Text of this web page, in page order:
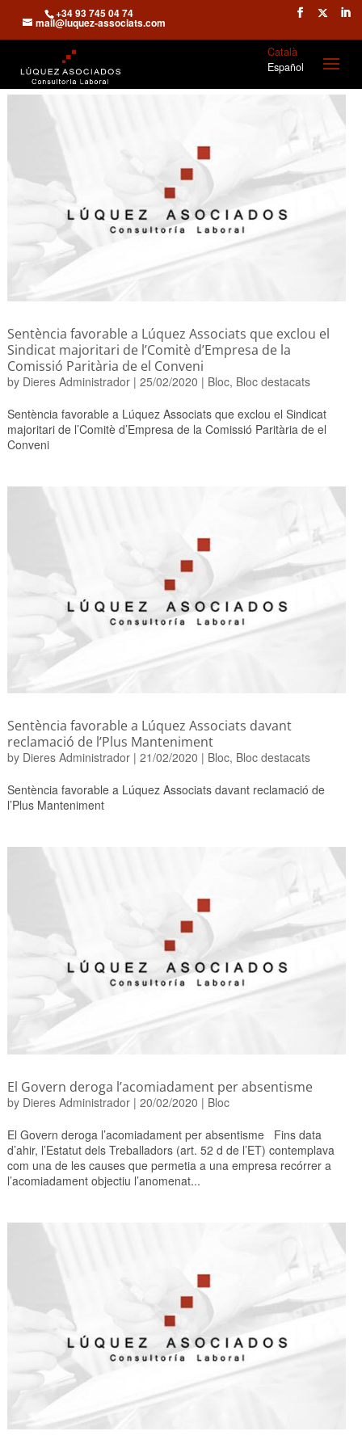
+34 93 745 04 74
mail@luquez-associats.com
Català
Español
Sentència favorable a Lúquez Associats que exclou el
Sindicat majoritari de l’Comitè d’Empresa de la
Comissió Paritària de el Conveni
by Dieres Administrador| 25/02/2020 | Bloc, Bloc destacats
Sentència favorable a Lúquez Associats que exclou el Sindicat
majoritari de l’Comitè d’Empresa de la Comissió Paritària de el
Conveni
Sentència favorable a Lúquez Associats davant
reclamació de l’Plus Manteniment
by Dieres Administrador| 21/02/2020 | Bloc, Bloc destacats
Sentència favorable a Lúquez Associats davant reclamació de
l’Plus Manteniment
El Govern deroga l’acomiadament per absentisme
by Dieres Administrador| 20/02/2020 | Bloc
El Govern deroga l’acomiadament per absentisme Fins data
d’ahir, l’Estatut dels Treballadors (art. 52 d de l’ET) contemplava
com una de les causes que permetia a una empresa recórrer a
l’acomiadament objectiu l’anomenat...